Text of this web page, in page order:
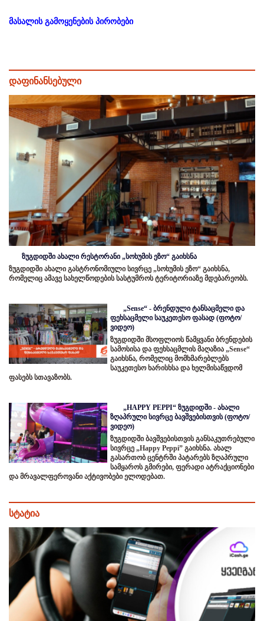
მასალის გამოყენების პირობები
დაფინანსებული
ზუგდიდში ახალი რესტორანი „სოხუმის ეზო“ გაიხსნა
ზუგდიდში ახალი გასტრონომიული სივრცე „სოხუმის ეზო“ გაიხსნა,
რომელიც ამავე სახელწოდების სასტუმროს ტერიტორიაზე მდებარეობს.
„Sense“ - ბრენდული ტანსაცმელი და
ფეხსაცმელი საუკეთესო ფასად (ფოტო/
ვიდეო)
ზუგდიდში მსოფლიოს წამყვანი ბრენდების
სამოსისა და ფეხსაცმლის მაღაზია „Sense“
გაიხსნა, რომელიც მომხმარებლებს
საუკეთესო ხარისხსა და ხელმისაწვდომ
ფასებს სთავაზობს.
„HAPPY PEPPI“ ზუგდიდში - ახალი
ზღაპრული სივრცე ბავშვებისთვის (ფოტო/
ვიდეო)
ზუგდიდში ბავშვებისთვის განსაკუთრებული
სივრცე „Happy Peppi” გაიხსნა. ახალ
გასართობ ცენტრში პატარებს ზღაპრული
სამყაროს გმირები, ფერადი ატრაქციონები
და მრავალფეროვანი აქტივობები ელოდებათ.
სტატია